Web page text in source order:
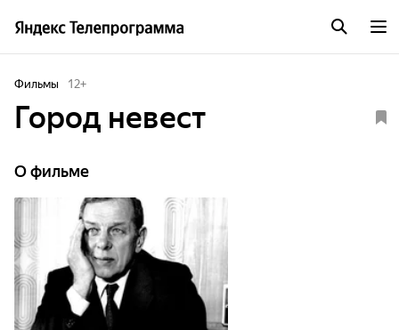
Фильмы 12+
Город невест
О фильме